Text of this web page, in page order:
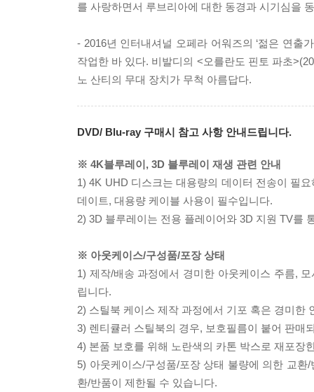
를 사랑하면서 루브리아에 대한 동경과 시기심을
- 2016년 인터내셔널 오페라 어워즈의 ‘젊은 연출
작업한 바 있다. 비발디의 <오를란도 핀토 파초
노 산티의 무대 장치가 무척 아름답다.
DVD/ Blu-ray 구매시 참고 사항 안내드립니다.
※ 4K블루레이, 3D 블루레이 재생 관련 안내
1) 4K UHD 디스크는 대용량의 데이터 전송이 필
데이트, 대용량 케이블 사용이 필수입니다.
2) 3D 블루레이는 전용 플레이어와 3D 지원 TV를
※ 아웃케이스/구성품/포장 상태
1) 제작/배송 과정에서 경미한 아웃케이스 주름,
립니다.
2) 스틸북 케이스 제작 과정에서 기포 혹은 경미한
3) 렌티큘러 스틸북의 경우, 보호필름이 붙어 판매
4) 본품 보호를 위해 노란색의 카톤 박스로 재포장
5) 아웃케이스/구성품/포장 상태 불량에 의한 교
환/반품이 제한될 수 있습니다.